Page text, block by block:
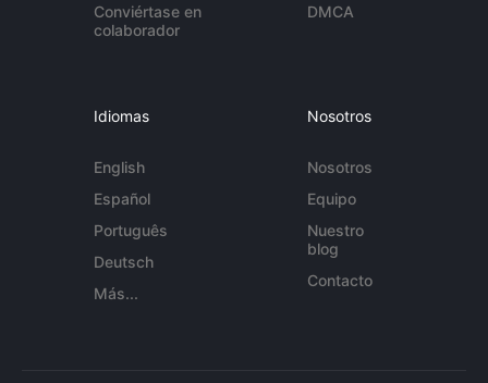
Conviértase en
colaborador
DMCA
Idiomas
English
Español
Português
Deutsch
Más...
Nosotros
Nosotros
Equipo
Nuestro
blog
Contacto